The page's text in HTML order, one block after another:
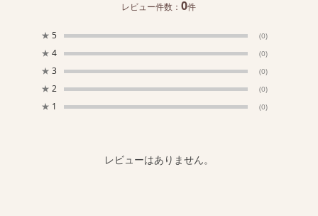
レビュー件数：0件
★ 5 (0)
★ 4 (0)
★ 3 (0)
★ 2 (0)
★ 1 (0)
レビューはありません。